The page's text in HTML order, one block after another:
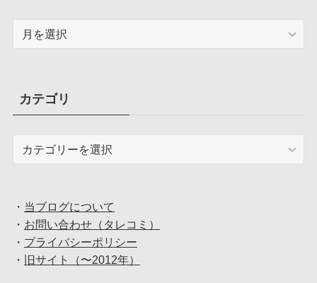
ブカテゴリ
・ 当ブログについて
・ お問い合わせ（タレコミ）
・ プライバシーポリシー
・
旧サイト（〜2012年）